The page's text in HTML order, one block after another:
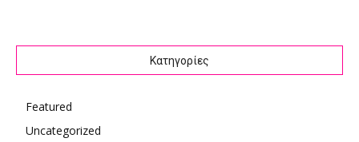
Kατηγορίες
Featured
Uncategorized